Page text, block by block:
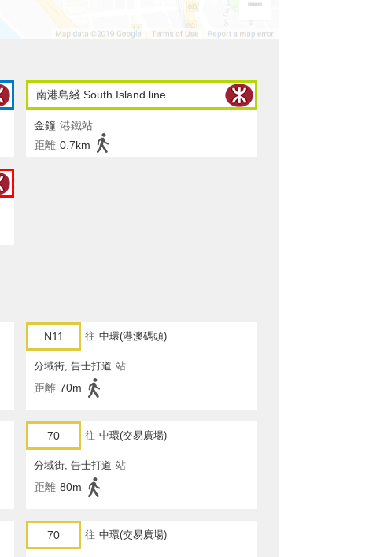
南港島綫 South Island line
金鐘 港鐵站
距離 0.7km
N11 往 中環(港澳碼頭)
分域街, 告士打道 站
距離 70m
70 往 中環(交易廣場)
分域街, 告士打道 站
距離 80m
70 往 中環(交易廣場)